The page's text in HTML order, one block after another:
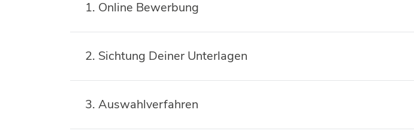
1. Online Bewerbung
2. Sichtung Deiner Unterlagen
3. Auswahlverfahren